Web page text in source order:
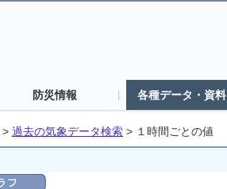
防災情報 各種データ・資料
> 過去の気象データ検索 > １時間ごとの値